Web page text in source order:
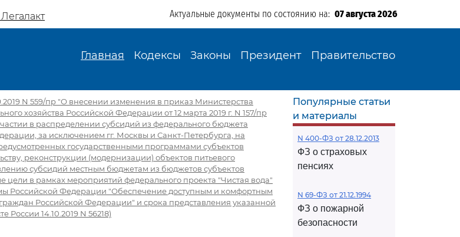
Актуальные документы по состоянию на: 07 августа 2026
Главная Кодексы Законы Президент Правительство
N 559/пр "О внесении изменения в приказ Министерства
хозяйства Российской Федерации от 12 марта 2019 г. N 157/пр
в распределении субсидий из федерального бюджета
за исключением гг. Москвы и Санкт-Петербурга, на
государственными программами субъектов
реконструкции (модернизации) объектов питьевого
субсидий местным бюджетам из бюджетов субъектов
цели в рамках мероприятий федерального проекта "Чистая вода"
Российской Федерации "Обеспечение доступным и комфортным
Российской Федерации" и срока представления указанной
14.10.2019 N 56218)
Популярные статьи
и материалы
N 400-ФЗ от 28.12.2013
ФЗ о страховых
пенсиях
N 69-ФЗ от 21.12.1994
ФЗ о пожарной
безопасности